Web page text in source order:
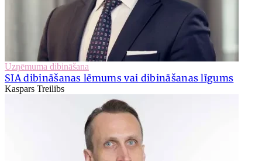
Uzņēmuma dibināšana
SIA dibināšanas lēmums vai dibināšanas līgums
Kaspars Treilibs